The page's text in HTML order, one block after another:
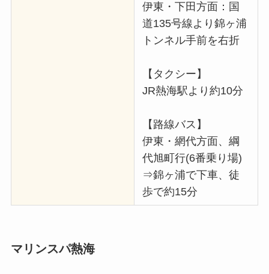
伊東・下田方面：国
道135号線より錦ヶ浦
トンネル手前を右折
【タクシー】
JR熱海駅より約10分
【路線バス】
伊東・網代方面、綱
代旭町行(6番乗り場)
⇒錦ヶ浦で下車、徒
歩で約15分
マリンスパ熱海